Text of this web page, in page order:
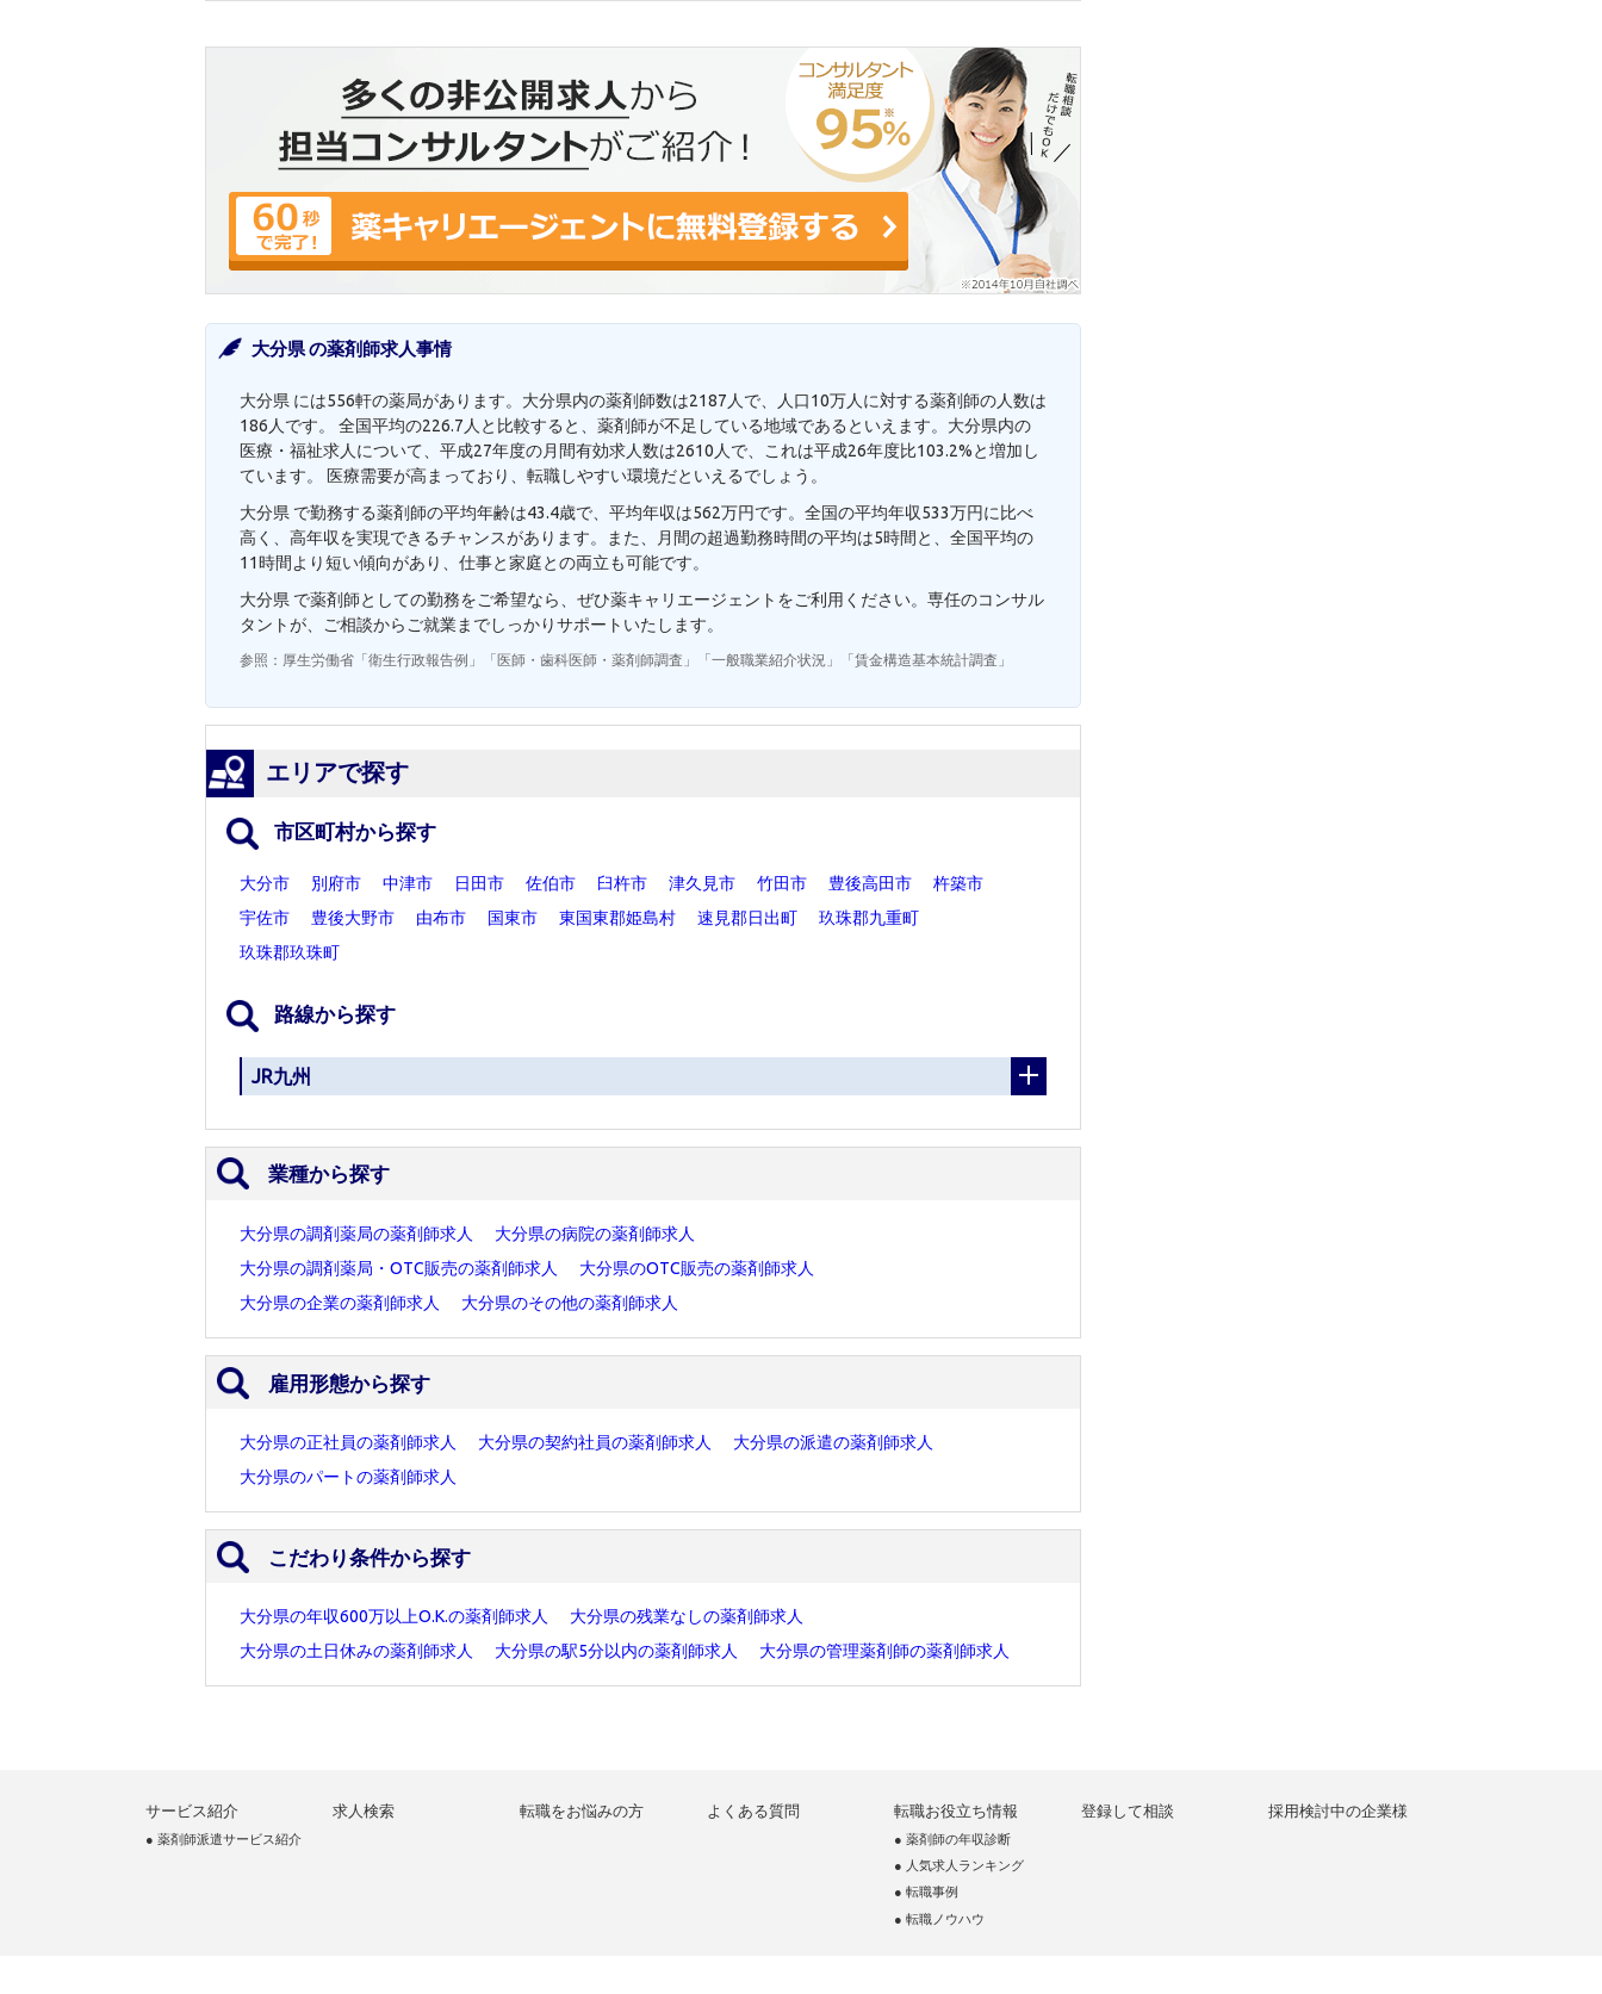
大分県 の薬剤師求人事情
大分県 には556軒の薬局があります。大分県内の薬剤師数は2187人で、人口10万人に対する薬剤師の人数は
186人です。 全国平均の226.7人と比較すると、薬剤師が不足している地域であるといえます。大分県内の
医療・福祉求人について、平成27年度の月間有効求人数は2610人で、これは平成26年度比103.2%と増加し
ています。 医療需要が高まっており、転職しやすい環境だといえるでしょう。
大分県 で勤務する薬剤師の平均年齢は43.4歳で、平均年収は562万円です。全国の平均年収533万円に比べ
高く、高年収を実現できるチャンスがあります。また、月間の超過勤務時間の平均は5時間と、全国平均の
11時間より短い傾向があり、仕事と家庭との両立も可能です。
大分県 で薬剤師としての勤務をご希望なら、ぜひ薬キャリエージェントをご利用ください。専任のコンサル
タントが、ご相談からご就業までしっかりサポートいたします。
参照：厚生労働省「衛生行政報告例」「医師・歯科医師・薬剤師調査」「一般職業紹介状況」「賃金構造基本統計調査」
エリアで探す
市区町村から探す
大分市 別府市 中津市 日田市 佐伯市 臼杵市 津久見市 竹田市 豊後高田市
杵築市
宇佐市
豊後大野市 由布市 国東市 東国東郡姫島村 速見郡日出町
玖珠郡九重町
玖珠郡玖珠町
路線から探す
JR九州
業種から探す
大分県の調剤薬局の薬剤師求人
大分県の病院の薬剤師求人
大分県の調剤薬局・OTC販売の薬剤師求人
大分県のOTC販売の薬剤師求人
大分県の企業の薬剤師求人
大分県のその他の薬剤師求人
雇用形態から探す
大分県の正社員の薬剤師求人 大分県の契約社員の薬剤師求人
大分県の派遣の薬剤師求人
大分県のパートの薬剤師求人
こだわり条件から探す
大分県の年収600万以上O.K.の薬剤師求人
大分県の残業なしの薬剤師求人
大分県の土日休みの薬剤師求人
大分県の駅5分以内の薬剤師求人 大分県の管理薬剤師の薬剤師求人
サービス紹介
● 薬剤師派遣サービス紹介
求人検索 転職をお悩みの方 よくある質問 転職お役立ち情報
● 薬剤師の年収診断
● 人気求人ランキング
● 転職事例
● 転職ノウハウ
登録して相談 採用検討中の企業様